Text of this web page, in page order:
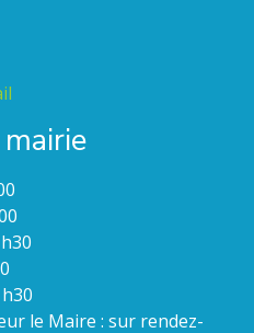
le Maire : sur rendez-